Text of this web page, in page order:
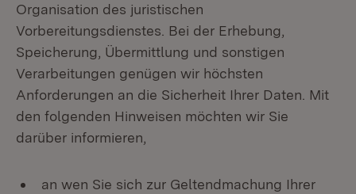
Organisation des juristischen
Vorbereitungsdienstes. Bei der Erhebung,
Speicherung, Übermittlung und sonstigen
Verarbeitungen genügen wir höchsten
Anforderungen an die Sicherheit Ihrer Daten. Mit
den folgenden Hinweisen möchten wir Sie
darüber informieren,
an wen Sie sich zur Geltendmachung Ihrer